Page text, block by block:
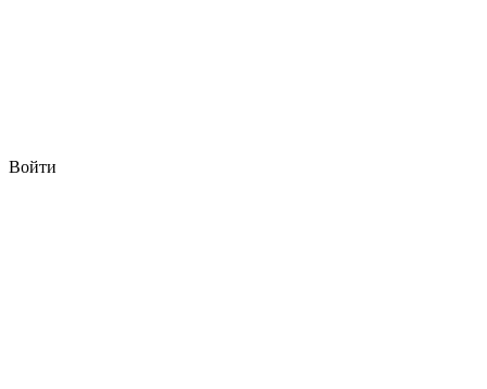
Войти